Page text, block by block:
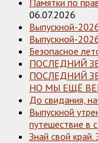
06.07.2026
Выпускной-
Выпускной-
Безопасное
ПОСЛЕДНИЙ
ПОСЛЕДНИЙ
НО МЫ ЕЩЁ
До свидания,
Выпускной
путешествие в
Знай свой край.